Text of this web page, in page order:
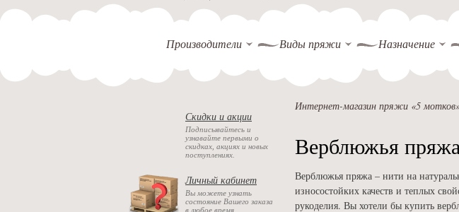
Производители Виды пряжи Назначение
Скидки и акции
Подписывайтесь и
узнавайте первыми о
скидках, акциях и новых
поступлениях.
Личный кабинет
Вы можете узнать
состояние Вашего заказа
в любое время
Интернет-магазин пряжи «5
Верблюжья
Верблюжья пряжа – нити на
износостойких качеств и теплых
рукоделия. Вы хотели бы купить